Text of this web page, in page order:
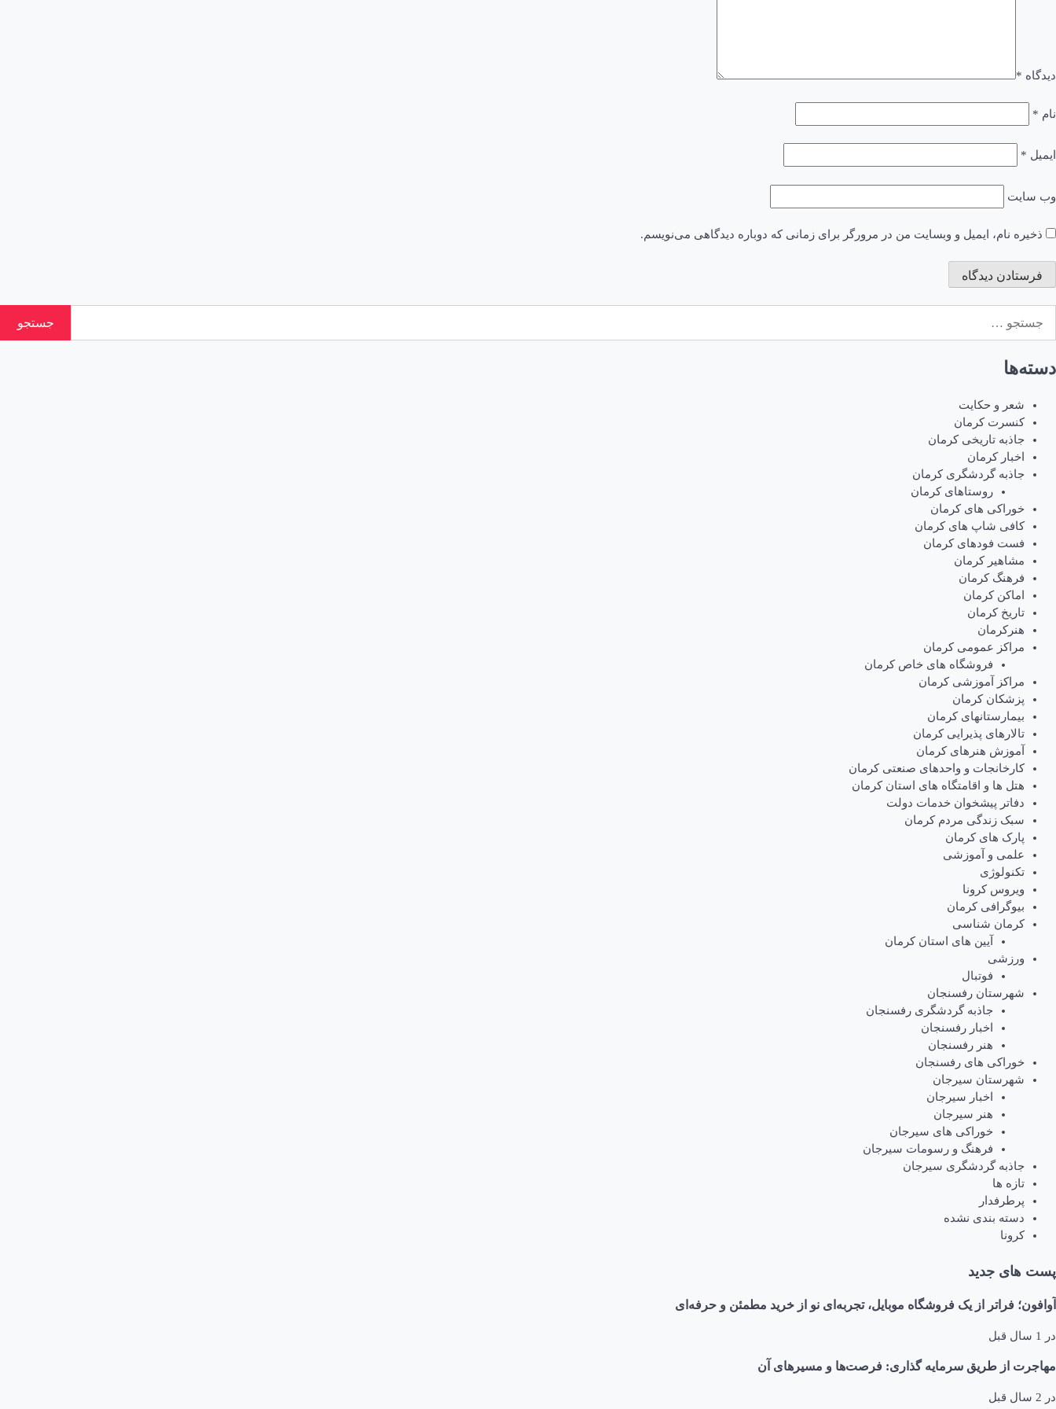
دیدگاه *
نام *
ایمیل *
وب‌ سایت
ذخیره نام، ایمیل و وبسایت من در مرورگر برای زمانی که دوباره دیدگاهی می‌نویسم.
برای:
دسته‌ها
شعر و حکایت
کنسرت کرمان
جاذبه تاریخی کرمان
اخبار کرمان
جاذبه گردشگری کرمان
روستاهای کرمان
خوراکی های کرمان
کافی شاپ های کرمان
فست فودهای کرمان
مشاهیر کرمان
فرهنگ کرمان
اماکن کرمان
تاریخ کرمان
هنرکرمان
مراکز عمومی کرمان
فروشگاه های خاص کرمان
مراکز آموزشی کرمان
پزشکان کرمان
بیمارستانهای کرمان
تالارهای پذیرایی کرمان
آموزش هنرهای کرمان
کارخانجات و واحدهای صنعتی کرمان
هتل ها و اقامتگاه های استان کرمان
دفاتر پیشخوان خدمات دولت
سبک زندگی مردم کرمان
پارک های کرمان
علمی و آموزشی
تکنولوژی
ویروس کرونا
بیوگرافی کرمان
کرمان شناسی
آیین های استان کرمان
ورزشی
فوتبال
شهرستان رفسنجان
جاذبه گردشگری رفسنجان
اخبار رفسنجان
هنر رفسنجان
خوراکی های رفسنجان
شهرستان سیرجان
اخبار سیرجان
هنر سیرجان
خوراکی های سیرجان
فرهنگ و رسومات سیرجان
جاذبه گردشگری سیرجان
تازه ها
پرطرفدار
دسته بندی نشده
کرونا
پست های جدید
آوافون؛ فراتر از یک فروشگاه موبایل، تجربه‌ای نو از خرید مطمئن و حرفه‌ای
در 1 سال قبل
مهاجرت از طریق سرمایه گذاری: فرصت‌ها و مسیرهای آن
در 2 سال قبل